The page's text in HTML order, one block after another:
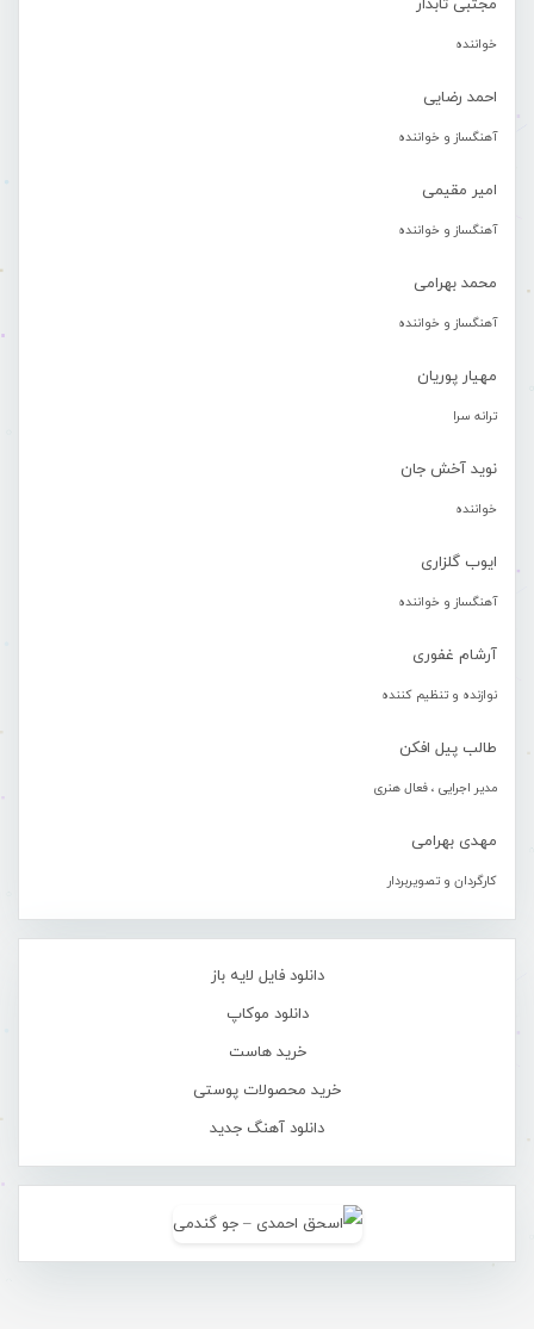
مجتبی تابدار
خواننده
احمد رضایی
آهنگساز و خواننده
امیر مقیمی
آهنگساز و خواننده
محمد بهرامی
آهنگساز و خواننده
مهیار پوریان
ترانه سرا
نوید آخش جان
خواننده
ایوب گلزاری
آهنگساز و خواننده
آرشام غفوری
نوازنده و تنظیم کننده
طالب پیل افکن
مدیر اجرایی ، فعال هنری
مهدی بهرامی
کارگردان و تصویربردار
دانلود فایل لایه باز
دانلود موکاپ
خرید هاست
خرید محصولات پوستی
دانلود آهنگ جدید